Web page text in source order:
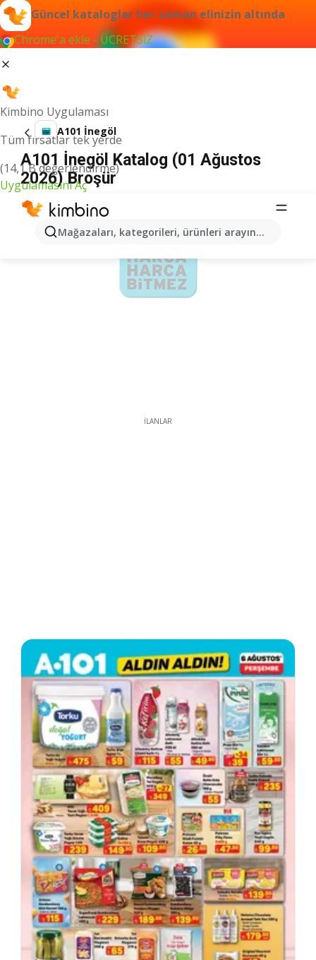
Güncel kataloglar her zaman elinizin altında
Chrome'a ekle - ÜCRETSİZ
Kimbino Uygulaması
Tüm fırsatlar tek yerde
(14,1 B değerlendirme)
Uygulamasını Aç
Mağazaları, kategorileri, ürünleri arayın...
A101 İnegöl
A101 İnegöl Katalog (01 Ağustos
2026) Broşür
İLANLAR